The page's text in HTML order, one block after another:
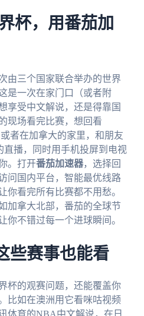
杯，用番茄加
由三个国家联合举办的世界
是一次在家门口（或者附
享受中文解说，还是得靠国
现场看完比赛，想回看
者在加拿大的家里，和朋友
直播，同时用手机投屏到电视
。打开番茄加速器，选择回
问国内平台，智能最优线路
你看完所有比赛都不用愁。
加拿大北部，番茄的全球节
你不错过每一个进球瞬间。
些赛事也能看
杯的观赛问题，还能覆盖你
比如在澳洲用它看咪咕视频
体育的NBA中文解说，在日